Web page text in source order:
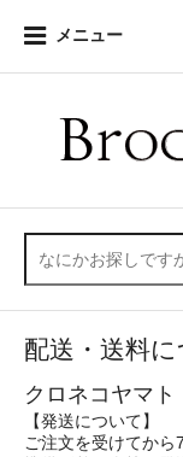
メニュー
配送・送料
クロネコヤマト
【発送について】
ご注文を受けてから